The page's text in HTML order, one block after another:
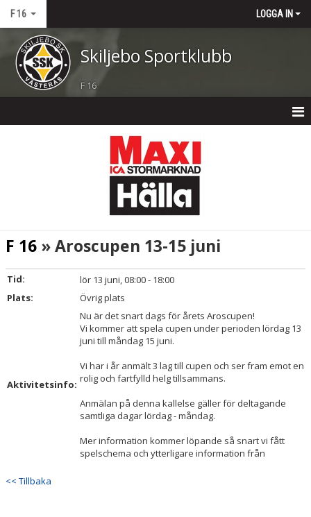
F 16 LOGGA IN
Skiljebo Sportklubb
F 16
F 16 » Aroscupen 13-15 juni
Tid:
lör 13 juni, 08:00 - 18:00
Plats:
Övrig plats
Aktivitetsinfo:
Nu är det snart dags för årets Aroscupen!
Vi kommer att spela cupen under perioden lördag 13
juni till måndag 15 juni.
Vi har i år anmält 3 lag till cupen och ser fram emot en
rolig och fartfylld helg tillsammans.
Anmälan på denna kallelse gäller för deltagande
samtliga dagar lördag - måndag.
Mer information kommer löpande så snart vi fått
spelschema och ytterligare information från
<< Tillbaka